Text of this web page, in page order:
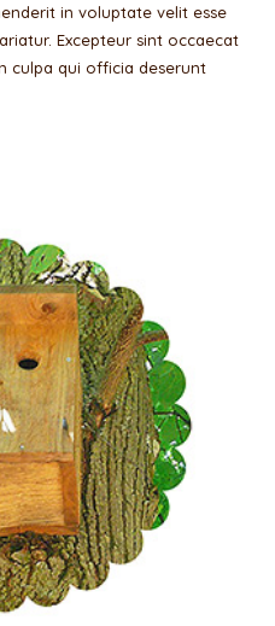
in voluptate velit esse
Excepteur sint occaecat
culpa qui officia deserunt